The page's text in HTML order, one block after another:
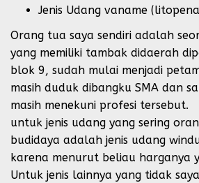
Jenis Udang vaname
Orang tua saya sendiri adalah
yang memiliki tambak didaerah
blok 9, sudah mulai menjadi
masih duduk dibangku SMA dan
masih menekuni profesi tersebut.
untuk jenis udang yang sering
budidaya adalah jenis udang
karena menurut beliau harganya
Untuk jenis lainnya yang tidak